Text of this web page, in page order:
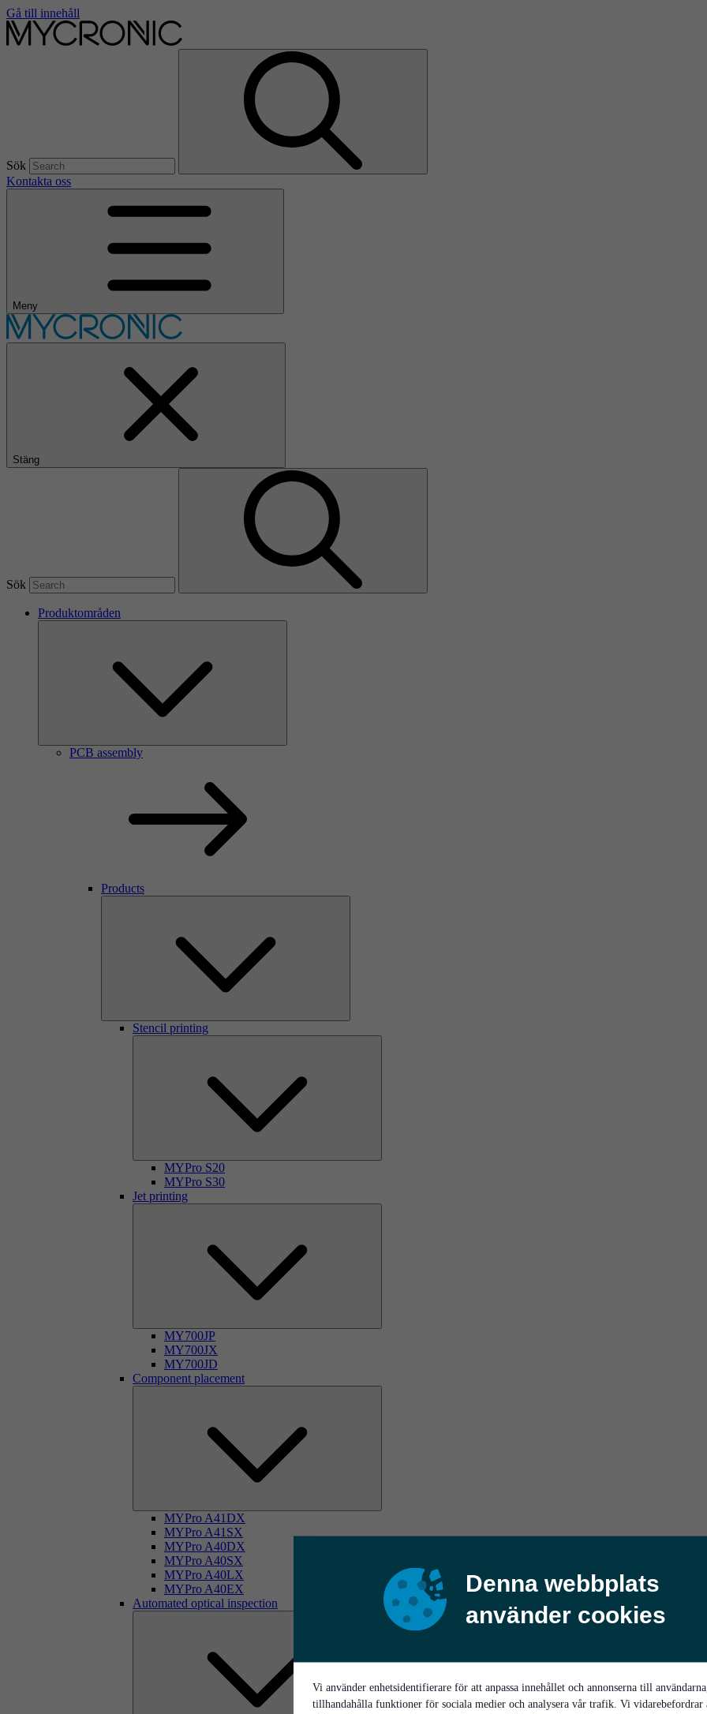
Denna webbplats
använder cookies
Vi använder enhetsidentifierare för att anpassa innehållet och annonserna till användarna,
tillhandahålla funktioner för sociala medier och analysera vår trafik. Vi vidarebefordrar
Gå till innehåll
Sök
Kontakta oss
Meny
Stäng
Sök
Produktområden
PCB assembly
Products
Stencil printing
MYPro S20
MYPro S30
Jet printing
MY700JP
MY700JX
MY700JD
Component placement
MYPro A41DX
MYPro A41SX
MYPro A40DX
MYPro A40SX
MYPro A40LX
MYPro A40EX
Automated optical inspection